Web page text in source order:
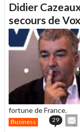
Didier
secours de
fortune de France.
Business 29
cet